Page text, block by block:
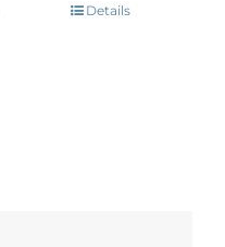
Dieses
Details